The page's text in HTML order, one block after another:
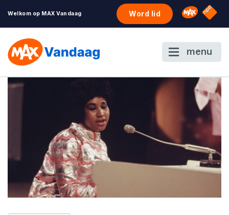
Welkom op MAX Vandaag Word lid Omroep
NPO
menu